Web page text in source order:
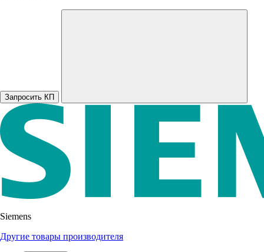
Запросить КП
Siemens
Другие товары производителя